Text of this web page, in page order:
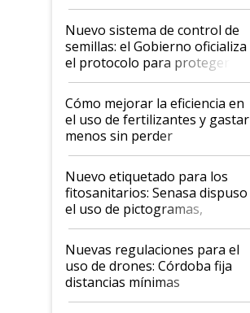
Nuevo sistema de control de
semillas: el Gobierno oficializa
el protocolo para proteger la
propiedad intelectual
Cómo mejorar la eficiencia en
el uso de fertilizantes y gastar
menos sin perder
productividad en la campaña
fina
Nuevo etiquetado para los
fitosanitarios: Senasa dispuso
el uso de pictogramas,
palabras de advertencia e
indicaciones
Nuevas regulaciones para el
uso de drones: Córdoba fija
distancias mínimas